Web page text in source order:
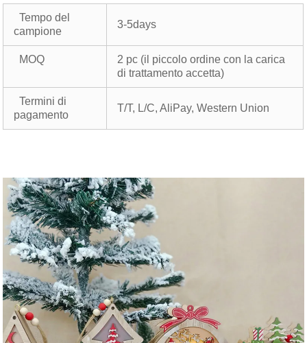
Tempo del
campione
3-5days
MOQ
2 pc (il piccolo ordine con la carica
di trattamento accetta)
Termini di
pagamento
T/T, L/C, AliPay, Western Union